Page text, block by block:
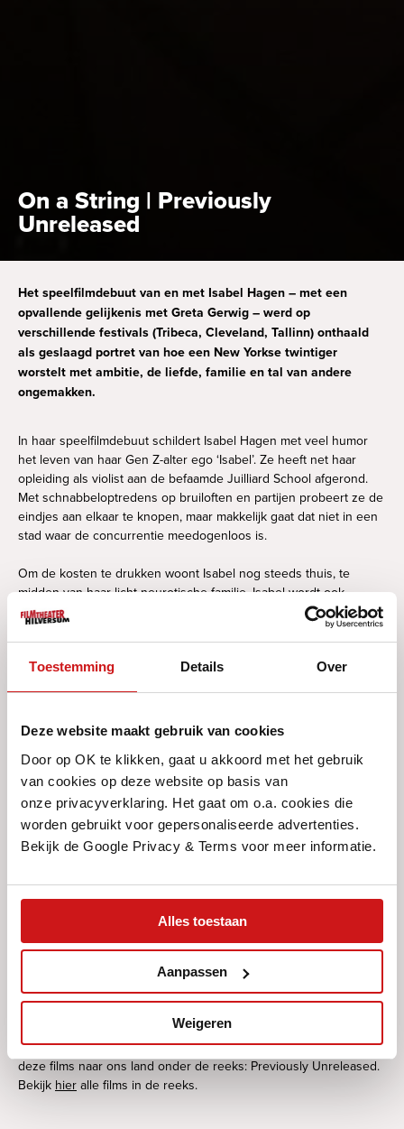
Toestemming Details Over
Deze website maakt gebruik van cookies
Door op OK te klikken, gaat u akkoord met het gebruik
van cookies op deze website op basis van
onze privacyverklaring. Het gaat om o.a. cookies die
worden gebruikt voor gepersonaliseerde advertenties.
Bekijk de Google Privacy & Terms voor meer informatie.
Alles toestaan
Aanpassen
Weigeren
On a String | Previously
Unreleased
Het speelfilmdebuut van en met Isabel Hagen – met een
opvallende gelijkenis met Greta Gerwig – werd op
verschillende festivals (Tribeca, Cleveland, Tallinn) onthaald
als geslaagd portret van hoe een New Yorkse twintiger
worstelt met ambitie, de liefde, familie en tal van andere
ongemakken.
In haar speelfilmdebuut schildert Isabel Hagen met veel humor
het leven van haar Gen Z-alter ego ‘Isabel’. Ze heeft net haar
opleiding als violist aan de befaamde Juilliard School afgerond.
Met schnabbeloptredens op bruiloften en partijen probeert ze de
eindjes aan elkaar te knopen, maar makkelijk gaat dat niet in een
stad waar de concurrentie meedogenloos is.
Om de kosten te drukken woont Isabel nog steeds thuis, te
midden van haar licht neurotische familie. Isabel wordt ook
geplaagd door de wetenschap dat haar broer Owen een
getalenteerder musicus is dan zijzelf.
Dave, cellist bij de New York Philharmonic, gepromoot als de
nieuwste ster, laat weten dat hij voor haar een auditie kan
godsnaam mis kunnen gaan?
Het speelfilmdebuut van Isabel Hagen (1998) – zelf ex-leerling van
Juilliard en stand-up comedian, met een opvallende gelijkenis met
Greta Gerwig – werd op verschillende festivals (Tribeca,
Cleveland, Tallinn) onthaald als geslaagd portret van hoe een New
Yorkse twintiger worstelt met ambitie, de liefde, familie en tal van
andere ongemakken.
humoristische dialogen en absurde verwikkelingen des te
scherper uitkomen, reden waarom de film werd ontvangen als
Over Previously Unreleased
Op festivals in binnen- en buitenland zijn ontelbare prachtige
films te zien. Zo veel zelfs, dat ze niet allemaal het witte doek in
de Nederlandse filmtheaters bereiken. Ten onrechte, vindt Eye
Filmmuseum. Daarom brengt Eye elke zomer een selectie van
deze films naar ons land onder de reeks: Previously Unreleased.
Bekijk hieralle films in de reeks.